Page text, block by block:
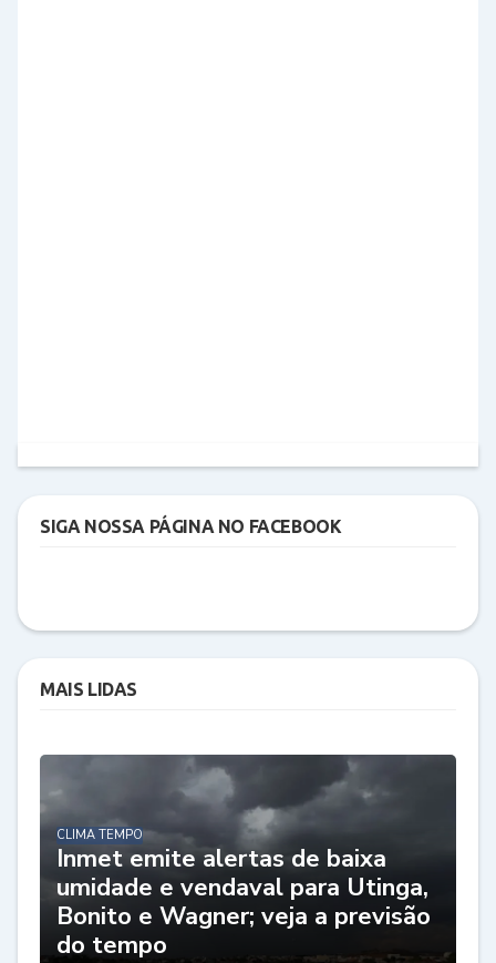
SIGA NOSSA PÁGINA NO FACEBOOK
MAIS LIDAS
CLIMA TEMPO
Inmet emite alertas de baixa
umidade e vendaval para Utinga,
Bonito e Wagner; veja a previsão
do tempo